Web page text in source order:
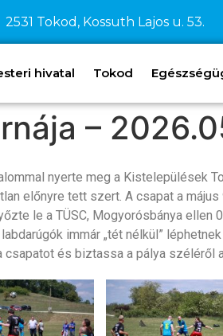
2531 Tokod, Kossuth Lajos u. 53.
hivatal Tokod
–
nyerte meg a Kistelepülések
előnyre tett szert. A csapat a
le a TÜSC, Mogyorósbánya ellen
immár „tét nélkül”
és biztassa a pálya széléről